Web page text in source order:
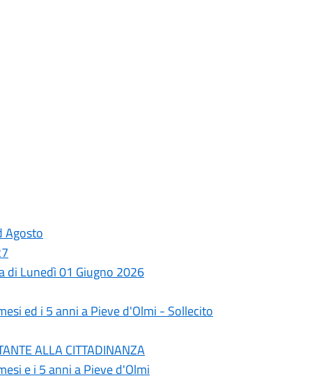
Agosto
di Lunedì 01 Giugno 2026
ed i 5 anni a Pieve d'Olmi - Sollecito
ALLA CITTADINANZA
e i 5 anni a Pieve d'Olmi